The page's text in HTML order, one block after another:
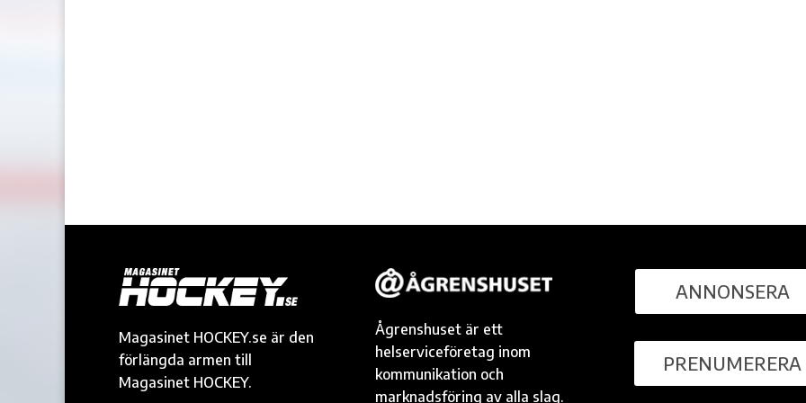
Magasinet HOCKEY.se är den
förlängda armen till
Magasinet HOCKEY.
Ågrenshuset är ett
helserviceföretag inom
kommunikation och
marknadsföring av alla slag.
ANNONSERA
PRENUMERERA